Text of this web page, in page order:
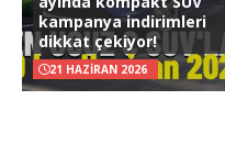
kampanya indirimleri
dikkat çekiyor!
21 HAZIRAN 2026